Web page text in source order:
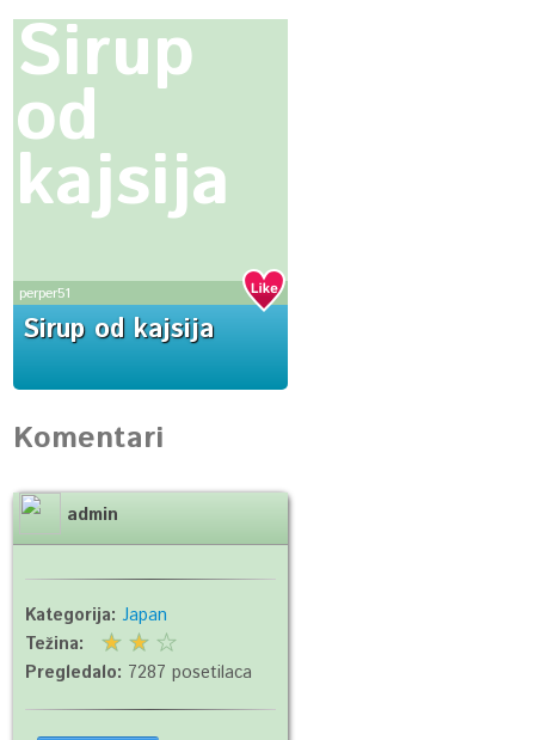
Sirup
od
kajsija
perper51
Sirup od kajsija
Komentari
admin
Kategorija:Japan
Težina:
Pregledalo: 7287 posetilaca